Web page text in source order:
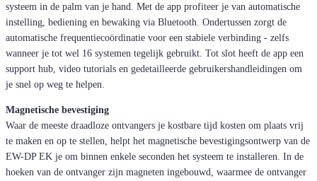
systeem in de palm van je hand. Met de app profiteer je van automatische
instelling, bediening en bewaking via Bluetooth. Ondertussen zorgt de
automatische frequentiecoördinatie voor een stabiele verbinding - zelfs
wanneer je tot wel 16 systemen tegelijk gebruikt. Tot slot heeft de app een
support hub, video tutorials en gedetailleerde gebruikershandleidingen om
je snel op weg te helpen.
Magnetische bevestiging
Waar de meeste draadloze ontvangers je kostbare tijd kosten om plaats vrij
te maken en op te stellen, helpt het magnetische bevestigingsontwerp van de
EW-DP EK je om binnen enkele seconden het systeem te installeren. In de
hoeken van de ontvanger zijn magneten ingebouwd, waarmee de ontvanger